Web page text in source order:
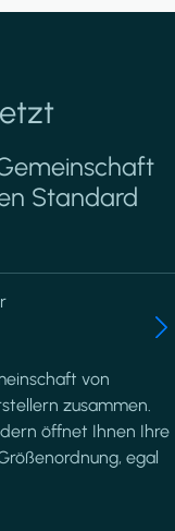
Standard
von
zusammen.
öffnet Ihnen Ihre
egal